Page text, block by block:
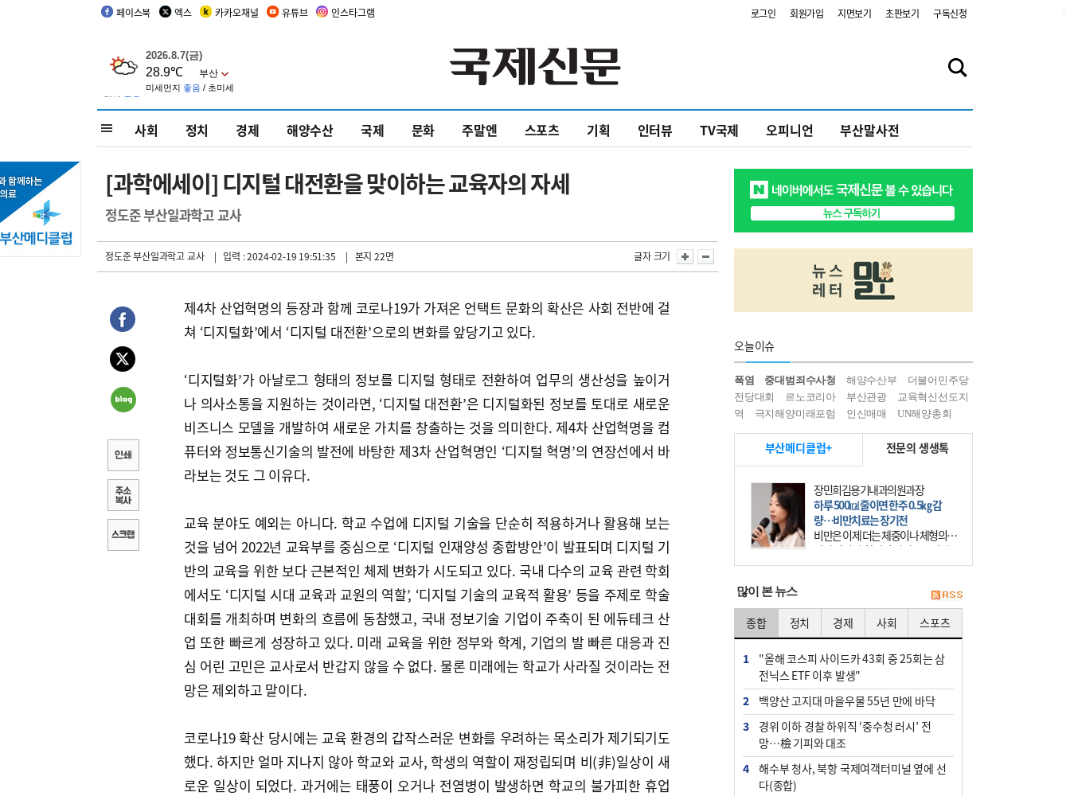
페이스북 엑스 카카오채널 유튜브 인스타그램 로그인 회원가입 지면보기 초판보기 구독신청
사회 정치 경제 해양수산 국제 문화 주말엔 스포츠 기획 인터뷰 TV국제 오피니언 부산말사전
[과학에세이] 디지털 대전환을 맞이하는 교육자의 자세
정도준 부산일과학고 교사
정도준 부산일과학고 교사 | 입력 : 2024-02-19 19:51:35 | 본지 22면 글자 크기
제4차 산업혁명의 등장과 함께 코로나19가 가져온 언택트 문화의 확산은 사회 전반에 걸
쳐 ‘디지털화’에서 ‘디지털 대전환’으로의 변화를 앞당기고 있다.
‘디지털화’가 아날로그 형태의 정보를 디지털 형태로 전환하여 업무의 생산성을 높이거
나 의사소통을 지원하는 것이라면, ‘디지털 대전환’은 디지털화된 정보를 토대로 새로운
비즈니스 모델을 개발하여 새로운 가치를 창출하는 것을 의미한다. 제4차 산업혁명을 컴
퓨터와 정보통신기술의 발전에 바탕한 제3차 산업혁명인 ‘디지털 혁명’의 연장선에서 바
라보는 것도 그 이유다.
교육 분야도 예외는 아니다. 학교 수업에 디지털 기술을 단순히 적용하거나 활용해 보는
것을 넘어 2022년 교육부를 중심으로 ‘디지털 인재양성 종합방안’이 발표되며 디지털 기
반의 교육을 위한 보다 근본적인 체제 변화가 시도되고 있다. 국내 다수의 교육 관련 학회
에서도 ‘디지털 시대 교육과 교원의 역할’, ‘디지털 기술의 교육적 활용’ 등을 주제로 학술
대회를 개최하며 변화의 흐름에 동참했고, 국내 정보기술 기업이 주축이 된 에듀테크 산
업 또한 빠르게 성장하고 있다. 미래 교육을 위한 정부와 학계, 기업의 발 빠른 대응과 진
심 어린 고민은 교사로서 반갑지 않을 수 없다. 물론 미래에는 학교가 사라질 것이라는 전
망은 제외하고 말이다.
코로나19 확산 당시에는 교육 환경의 갑작스러운 변화를 우려하는 목소리가 제기되기도
했다. 하지만 얼마 지나지 않아 학교와 교사, 학생의 역할이 재정립되며 비(非)일상이 새
로운 일상이 되었다. 과거에는 태풍이 오거나 전염병이 발생하면 학교의 불가피한 휴업
오늘이슈
폭염 중대범죄수사청 해양수산부
더불어민주당
전당대회
르노코리아 부산관광
교육혁신선도지
역
극지해양미래포럼 인신매매 UN해양총회
부산메디클럽+ 전문의 생생톡
장민희김용기내과의원과장
하루 500㎉ 줄이면 한주 0.5㎏ 감
량…비만치료는 장기전
비만은 이제 더는 체중이나 체형의 문
제가 아니다. 하나의 질병으로 인지
하고 치료와 관리를 해야 한다. 세계
많이 본 뉴스
종합 정치 경제 사회 스포츠
1
"올해 코스피 사이드카 43회 중 25회는 삼
전닉스 ETF 이후 발생"
2
백양산 고지대 마을우물 55년 만에 바닥
3
경위 이하 경찰 하위직 ‘중수청 러시’ 전
망…檢 기피와 대조
4
해수부 청사, 북항 국제여객터미널 옆에 선
다(종합)